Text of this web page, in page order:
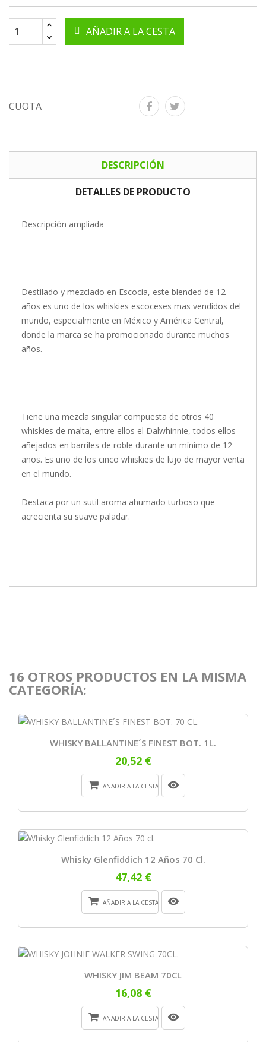
AÑADIR A LA CESTA
CUOTA
DESCRIPCIÓN
DETALLES DE PRODUCTO
Descripción ampliada
Destilado y mezclado en Escocia, este blended de 12
años es uno de los whiskies escoceses mas vendidos del
mundo, especialmente en México y América Central,
donde la marca se ha promocionado durante muchos
años.
Tiene una mezcla singular compuesta de otros 40
whiskies de malta, entre ellos el Dalwhinnie, todos ellos
añejados en barriles de roble durante un mínimo de 12
años. Es uno de los cinco whiskies de lujo de mayor venta
en el mundo.
Destaca por un sutil aroma ahumado turboso que
acrecienta su suave paladar.
16 OTROS PRODUCTOS EN LA MISMA
CATEGORÍA:
WHISKY BALLANTINE´S FINEST BOT. 1L.
20,52 €
AÑADIR A LA CESTA
Whisky Glenfiddich 12 Años 70 Cl.
47,42 €
AÑADIR A LA CESTA
WHISKY JIM BEAM 70CL
16,08 €
AÑADIR A LA CESTA